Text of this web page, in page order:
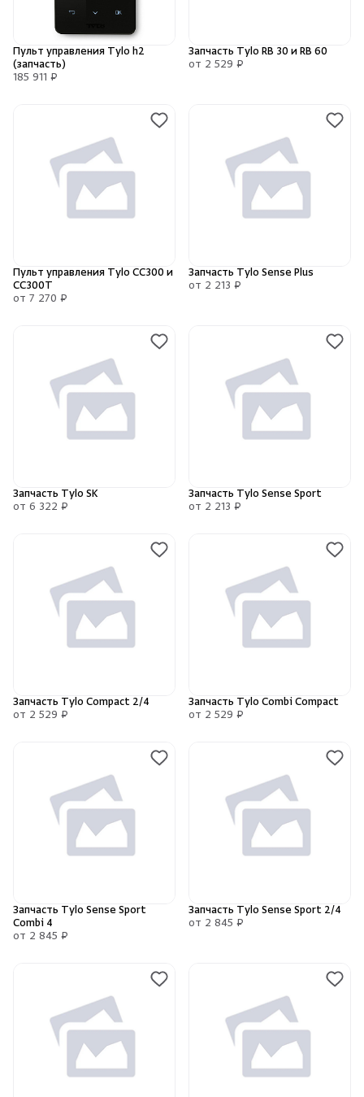
Камни для печей
Аксессуары
Отопление
Аксессуары для печей
Душевые поддоны и системы слива
Пульт управления Tylo h2
(запчасть)
185 911 ₽
Запчасть Tylo RB 30 и RB 60
от 2 529 ₽
Пульт управления Tylo CC300 и
CC300T
от 7 270 ₽
Запчасть Tylo Sense Plus
от 2 213 ₽
Запчасть Tylo SK
от 6 322 ₽
Запчасть Tylo Sense Sport
от 2 213 ₽
Запчасть Tylo Compact 2/4
от 2 529 ₽
Запчасть Tylo Combi Compact
от 2 529 ₽
Запчасть Tylo Sense Sport
Combi 4
от 2 845 ₽
Запчасть Tylo Sense Sport 2/4
от 2 845 ₽